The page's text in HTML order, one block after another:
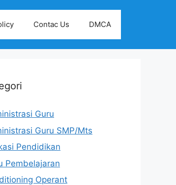
Contac Us DMCA
Guru
Guru SMP/Mts
Pendidikan
Pembelajaran
Operant